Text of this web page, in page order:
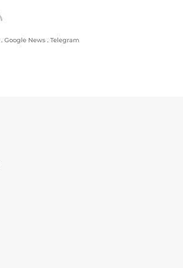
. Google News . Telegram